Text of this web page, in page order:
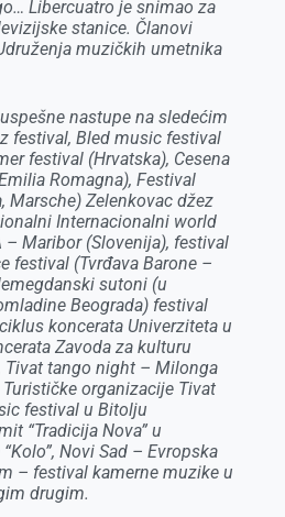
Libercuatro je snimao za
stanice. Članovi
muzičkih umetnika
nastupe na sledećim
festival, Bled music festival
festival (Hrvatska), Cesena
Romagna), Festival
Marsche) Zelenkovac džez
Internacionalni world
Maribor (Slovenija), festival
festival (Tvrđava Barone –
sutoni (u
Beograda) festival
koncerata Univerziteta u
Zavoda za kulturu
Tivat tango night – Milonga
organizacije Tivat
festival u Bitolju
“Tradicija Nova” u
Novi Sad – Evropska
– festival kamerne muzike u
drugim.